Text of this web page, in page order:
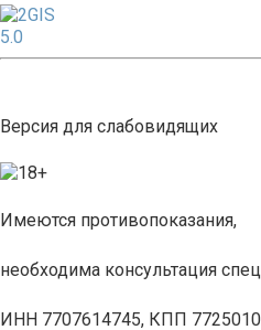
5.0
Версия для слабовидящих
Имеются противопоказания,
необходима консультация
ИНН 7707614745, КПП